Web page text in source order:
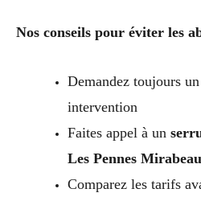
Nos conseils pour éviter les
Demandez toujours
intervention
Faites appel à un
Les Pennes Mirabeau
Comparez les tarifs